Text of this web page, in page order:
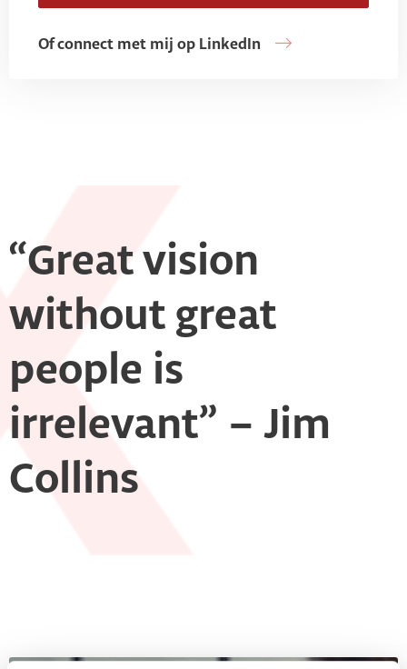
Of connect met mij op LinkedIn
“Great vision
without great
people is
irrelevant” – Jim
Collins